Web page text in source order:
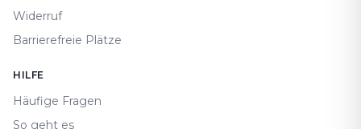
Widerruf
Barrierefreie Plätze
HILFE
Häufige Fragen
So geht es